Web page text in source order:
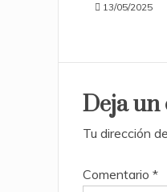
13/05/2025
Deja
Tu dirección
Comentario *